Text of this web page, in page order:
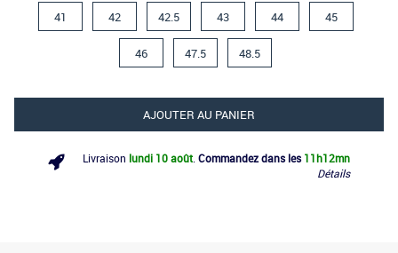
41 42 42.5 43 44 45
46 47.5 48.5
AJOUTER AU PANIER
Livraison lundi 10 août Commandez dans les 11h12mn
Détails